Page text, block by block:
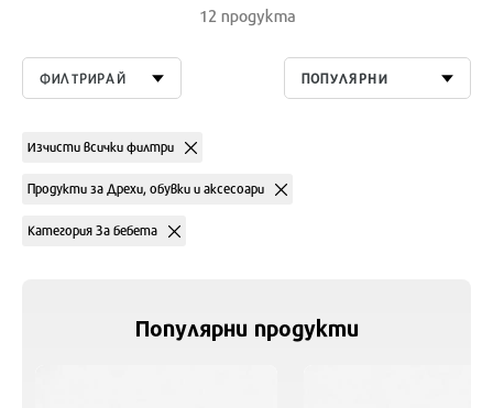
12 продукта
ФИЛТРИРАЙ ПОПУЛЯРНИ
Изчисти всички филтри
Продукти за Дрехи, обувки и аксесоари
Категория За бебета
Популярни продукти